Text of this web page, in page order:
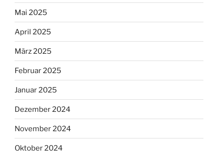
Mai 2025
April 2025
März 2025
Februar 2025
Januar 2025
Dezember 2024
November 2024
Oktober 2024